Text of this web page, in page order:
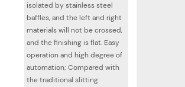
isolated by stainless steel
baffles, and the left and right
materials will not be crossed,
and the finishing is flat. Easy
operation and high degree of
automation; Compared with
the traditional slitting